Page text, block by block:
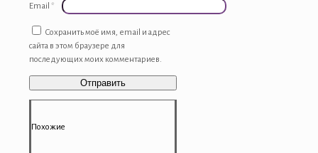
Email *
Сохранить моё имя, email и адрес
сайта в этом браузере для
последующих моих комментариев.
Похожие